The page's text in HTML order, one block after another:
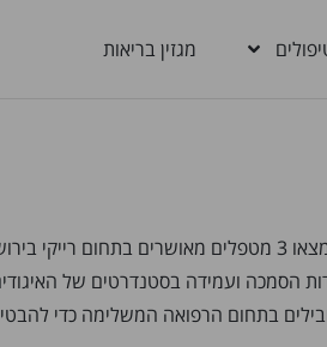
מגזין בריאות
הסמכה ועמידה בסטנדרטים של
בתחום הרפואה המשלימה כדי